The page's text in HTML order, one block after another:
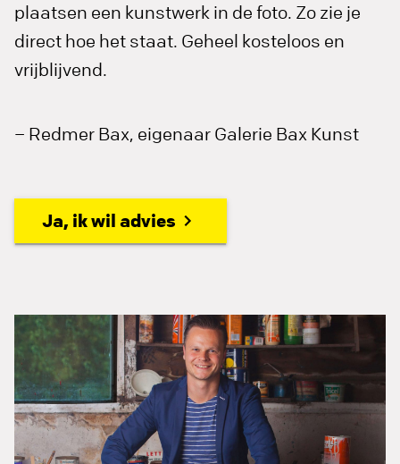
plaatsen een kunstwerk in de foto. Zo zie je
direct hoe het staat. Geheel kosteloos en
vrijblijvend.
– Redmer Bax, eigenaar Galerie Bax Kunst
Ja, ik wil advies